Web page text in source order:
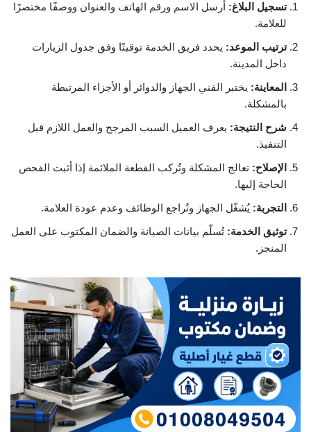
تسجيل البلاغ: أرسل الاسم ورقم الهاتف والعنوان ووصفًا مختصرًا
للعلامة.
ترتيب الموعد: يحدد فريق الخدمة توقيتًا وفق جدول الزيارات
داخل المدينة.
المعاينة: يختبر الفني الجهاز والدوائر أو الأجزاء المرتبطة
بالمشكلة.
شرح النتيجة: يعرف العميل السبب المرجح والعمل اللازم قبل
التنفيذ.
الإصلاح: تعالج المشكلة وتُركب القطعة الملائمة إذا أثبت الفحص
الحاجة إليها.
التجربة: يُشغّل الجهاز وتُراجع الوظائف وعدم عودة العلامة.
توثيق الخدمة: تُسلّم بيانات الصيانة والضمان المكتوب على العمل
المنجز.